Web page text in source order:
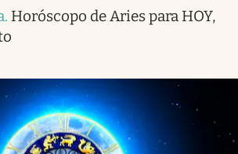
. Horóscopo de Aries para HOY,